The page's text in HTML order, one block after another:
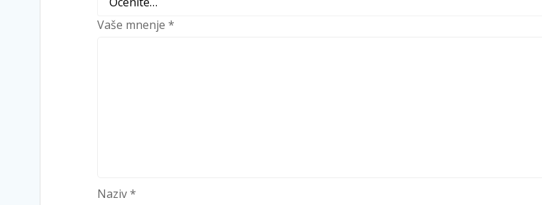
Vaše mnenje *
Naziv*